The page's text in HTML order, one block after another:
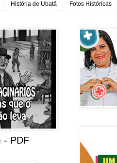
História de Ubatã Fotos Históricas
- PDF